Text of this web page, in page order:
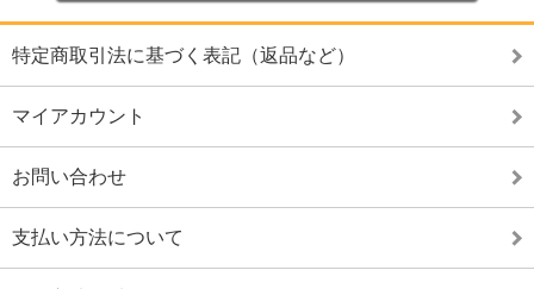
特定商取引法に基づく表記（返品など）
マイアカウント
お問い合わせ
支払い方法について